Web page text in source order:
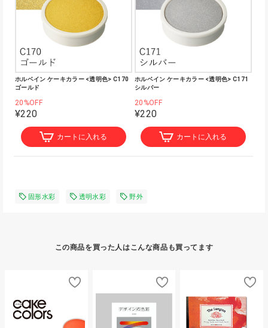
ホルベイン ケーキカラー <透明色> C170
ゴールド
20%OFF
¥220
カートに入れる
ホルベイン ケーキカラー <透明色> C171
シルバー
20%OFF
¥220
カートに入れる
固形水彩 透明水彩 野外
この商品を買った人はこんな商品も買ってます